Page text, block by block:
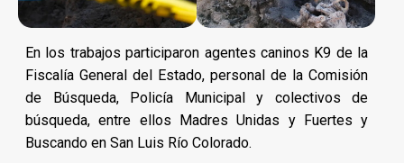
En los trabajos participaron agentes caninos K9 de la
Fiscalía General del Estado, personal de la Comisión
de Búsqueda, Policía Municipal y colectivos de
búsqueda, entre ellos Madres Unidas y Fuertes y
Buscando en San Luis Río Colorado.